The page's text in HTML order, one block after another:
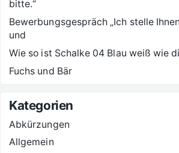
bitte.“
Bewerbungsgespräch „Ich stelle
und
Wie so ist Schalke 04 Blau weiß wie
Fuchs und Bär
Kategorien
Abkürzungen
Allgemein